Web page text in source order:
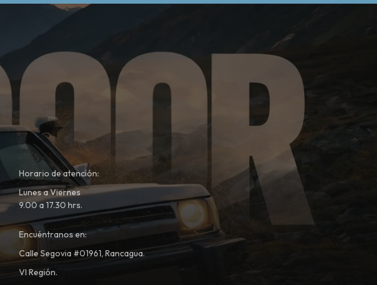
Horario de atención:
Lunes a Viernes
9.00 a 17.30 hrs.
Encuéntranos en:
Calle Segovia #01961, Rancagua.
VI Región.